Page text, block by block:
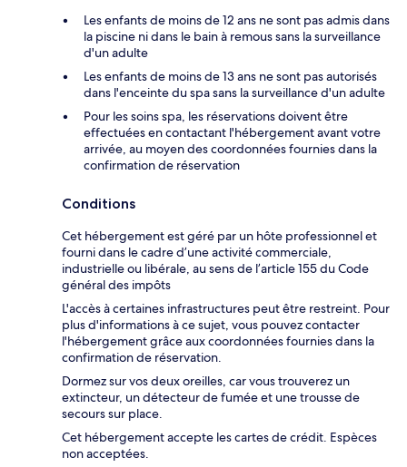
Les enfants de moins de 12 ans ne sont pas admis dans
la piscine ni dans le bain à remous sans la surveillance
d'un adulte
Les enfants de moins de 13 ans ne sont pas autorisés
dans l'enceinte du spa sans la surveillance d'un adulte
Pour les soins spa, les réservations doivent être
effectuées en contactant l'hébergement avant votre
arrivée, au moyen des coordonnées fournies dans la
confirmation de réservation
Conditions
Cet hébergement est géré par un hôte professionnel et
fourni dans le cadre d’une activité commerciale,
industrielle ou libérale, au sens de l’article 155 du Code
général des impôts
L'accès à certaines infrastructures peut être restreint. Pour
plus d'informations à ce sujet, vous pouvez contacter
l'hébergement grâce aux coordonnées fournies dans la
confirmation de réservation.
Dormez sur vos deux oreilles, car vous trouverez un
extincteur, un détecteur de fumée et une trousse de
secours sur place.
Cet hébergement accepte les cartes de crédit. Espèces
non acceptées.